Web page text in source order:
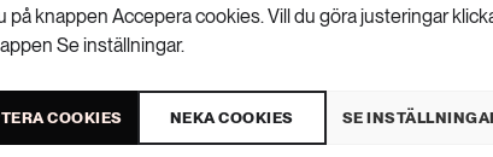
på knappen Accepera cookies. Vill du göra justeringar
Se inställningar.
COOKIES NEKA COOKIES SE